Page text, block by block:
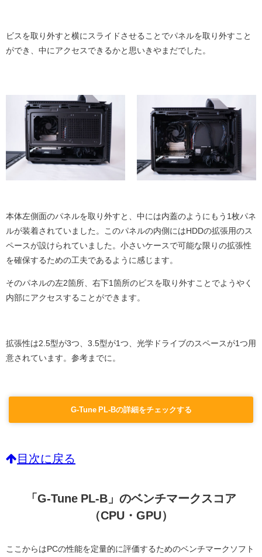
ビスを取り外すと横にスライドさせることでパネルを取り外すこと
ができ、中にアクセスできるかと思いきやまだでした。
本体左側面のパネルを取り外すと、中には内蓋のようにもう1枚パネ
ルが装着されていました。このパネルの内側にはHDDの拡張用のス
ペースが設けられていました。小さいケースで可能な限りの拡張性
を確保するための工夫であるように感じます。
そのパネルの左2箇所、右下1箇所のビスを取り外すことでようやく
内部にアクセスすることができます。
拡張性は2.5型が3つ、3.5型が1つ、光学ドライブのスペースが1つ用
意されています。参考までに。
G-Tune PL-Bの詳細をチェックする
目次に戻る
「G-Tune PL-B」のベンチマークスコア
（CPU・GPU）
ここからはPCの性能を定量的に評価するためのベンチマークソフト